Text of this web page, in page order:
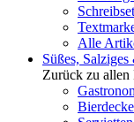
Alle
Süßes,
Zurück zu allen